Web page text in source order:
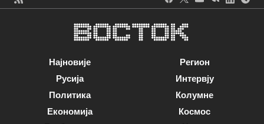
Најновије
Русија
Политика
Економија
Регион
Интервју
Колумне
Космос